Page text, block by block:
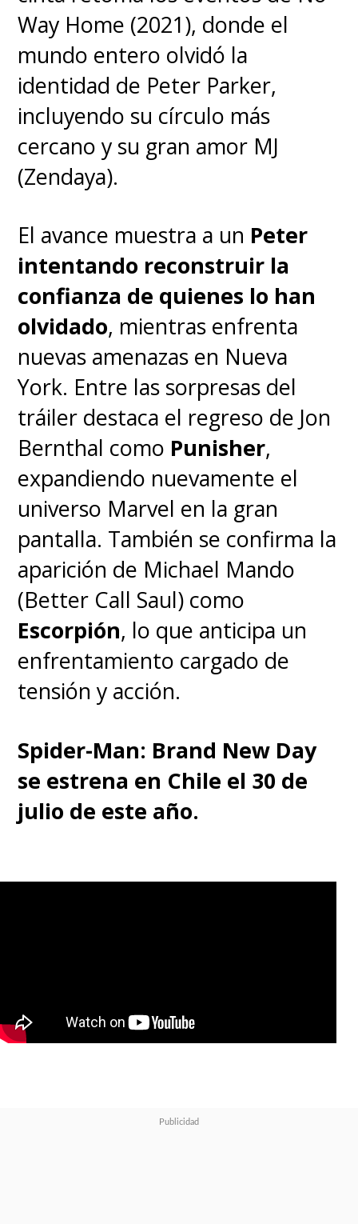
2024.
Way Home (2021), donde el
mundo entero olvidó la
identidad de Peter Parker,
incluyendo su círculo más
cercano y su gran amor MJ
(Zendaya).
El avance muestra a un Peter
intentando reconstruir la
confianza de quienes lo han
olvidado, mientras enfrenta
nuevas amenazas en Nueva
York. Entre las sorpresas del
tráiler destaca el regreso de Jon
Bernthal como Punisher,
expandiendo nuevamente el
universo Marvel en la gran
pantalla. También se confirma la
aparición de Michael Mando
(Better Call Saul) como
Escorpión, lo que anticipa un
enfrentamiento cargado de
tensión y acción.
Spider-Man: Brand New Day
se estrena en Chile el 30 de
julio de este año.